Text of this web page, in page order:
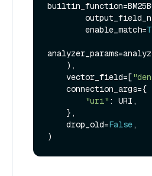
        enable_match=
    vector_field=[
"uri" : URI,
    drop_old=
False,